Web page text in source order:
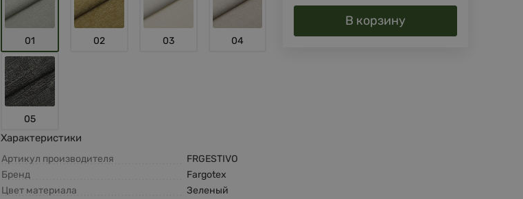
01 02 03 04
05
Характеристики
Артикул производителя
FRGESTIVO
Бренд
Fargotex
Цвет материала
Зеленый
В корзину